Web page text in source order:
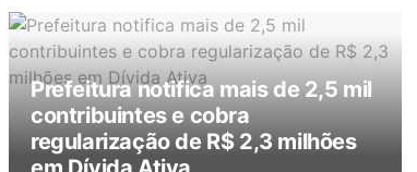
Prefeitura notifica mais de 2,5 mil
contribuintes e cobra
regularização de R$ 2,3 milhões